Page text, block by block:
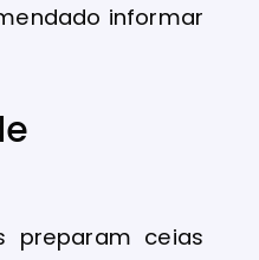
informar
preparam ceias